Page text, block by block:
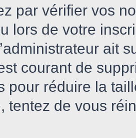
par vérifier vos
lors de votre
ait
courant de
pour réduire la
tentez de vous